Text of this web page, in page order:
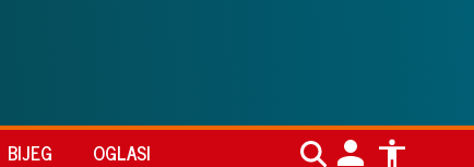
BIJEG OGLASI